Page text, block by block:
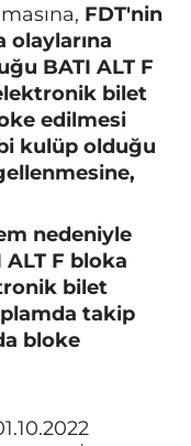
FDT'nin
olaylarına
BATI ALT F
bilet
edilmesi
kulüp olduğu
nedeniyle
F bloka
bilet
takip
bloke